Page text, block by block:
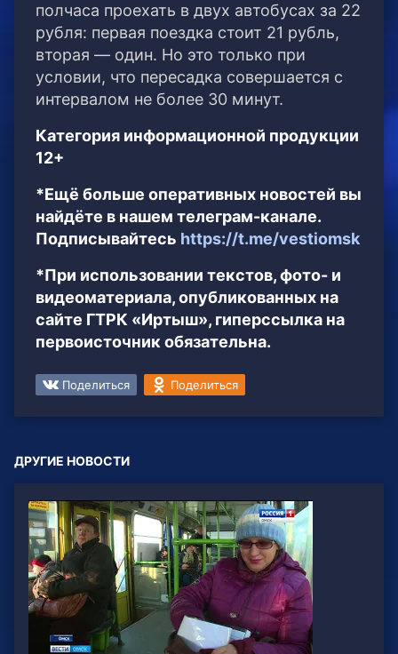
полчаса проехать в двух автобусах за 22
рубля: первая поездка стоит 21 рубль,
вторая — один. Но это только при
условии, что пересадка совершается с
интервалом не более 30 минут.
Категория информационной продукции
12+
*Ещё больше оперативных новостей вы
найдёте в нашем телеграм-канале.
Подписывайтесь https://t.me/vestiomsk
*При использовании текстов, фото- и
видеоматериала, опубликованных на
сайте ГТРК «Иртыш», гиперссылка на
первоисточник обязательна.
Поделиться Поделиться
ДРУГИЕ НОВОСТИ